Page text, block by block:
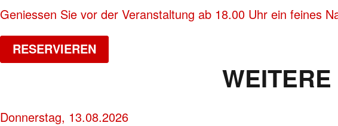
Geniessen Sie vor der Veranstaltung ab 18.00 Uhr ein feines
RESERVIEREN
Donnerstag, 13.08.2026